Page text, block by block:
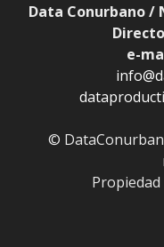
Data Conurbano /
e-
©